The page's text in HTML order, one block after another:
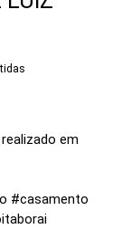
em
#casamento